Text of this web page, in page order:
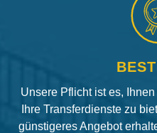
Unsere Pflicht ist es,
Ihre Transferdienste zu
günstigeres Angebot